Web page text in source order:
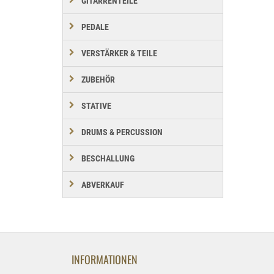
PEDALE
VERSTÄRKER & TEILE
ZUBEHÖR
STATIVE
DRUMS & PERCUSSION
BESCHALLUNG
ABVERKAUF
INFORMATIONEN